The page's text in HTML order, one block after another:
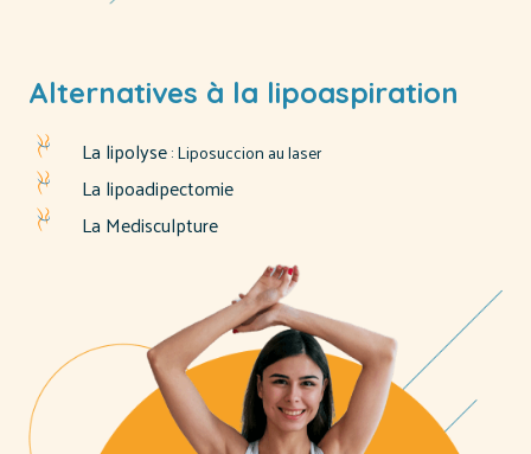
Alternatives à la lipoaspiration
La lipolyse: Liposuccion au laser
La lipoadipectomie
La Medisculpture